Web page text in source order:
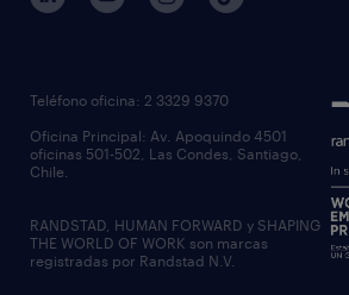
Teléfono oficina: 2 3329 9370
Oficina Principal: Av. Apoquindo 4501
oficinas 501-502, Las Condes, Santiago,
Chile.
RANDSTAD, HUMAN FORWARD y SHAPING
THE WORLD OF WORK son marcas
registradas por Randstad N.V.